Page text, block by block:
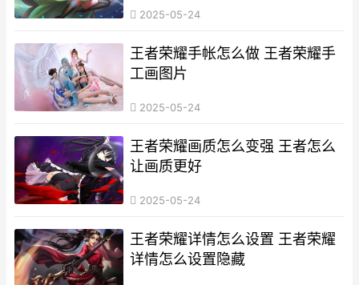
2025-05-24
王者荣耀手帐怎么做 王者荣耀手
工画图片
2025-05-24
王者荣耀画质怎么变强 王者怎么
让画质更好
2025-05-24
王者荣耀详情怎么设置 王者荣耀
详情怎么设置隐藏